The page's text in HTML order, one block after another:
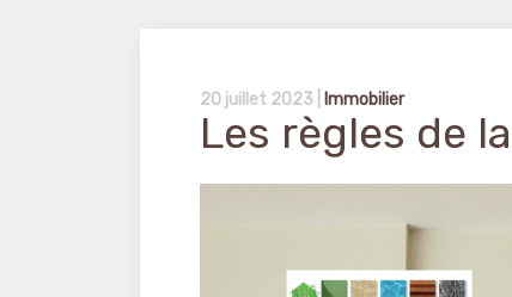
20 juillet 2023 | Immobilier
Les règles de